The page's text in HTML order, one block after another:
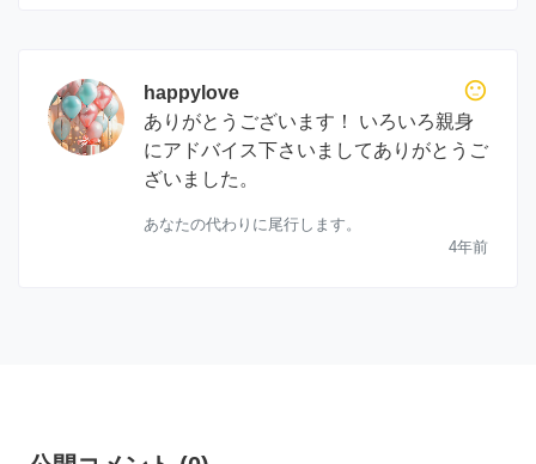
sentiment_neutral
happylove
ありがとうございます！ いろいろ親身
にアドバイス下さいましてありがとうご
ざいました。
あなたの代わりに尾行します。
4年前